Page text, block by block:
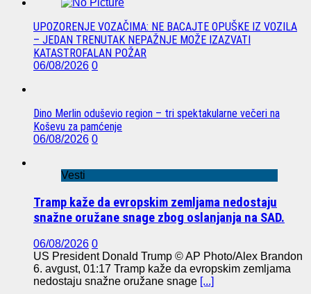
UPOZORENJE VOZAČIMA: NE BACAJTE OPUŠKE IZ VOZILA
– JEDAN TRENUTAK NEPAŽNJE MOŽE IZAZVATI
KATASTROFALAN POŽAR
06/08/2026 0
Dino Merlin oduševio region – tri spektakularne večeri na
Koševu za pamćenje
06/08/2026 0
Vesti
Tramp kaže da evropskim zemljama nedostaju
snažne oružane snage zbog oslanjanja na SAD.
06/08/2026 0
US President Donald Trump © AP Photo/Alex Brandon
6. avgust, 01:17 Tramp kaže da evropskim zemljama
nedostaju snažne oružane snage [...]